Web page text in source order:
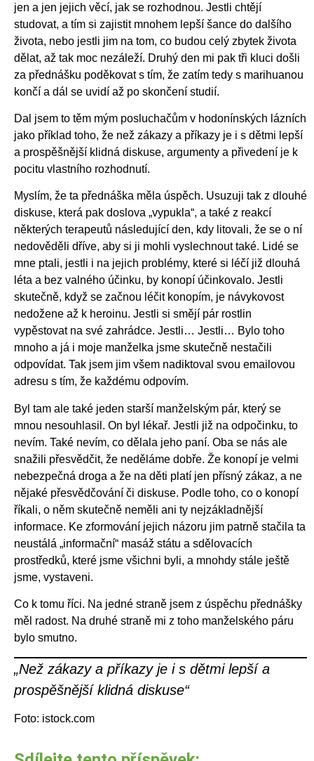
jen a jen jejich věcí, jak se rozhodnou. Jestli chtějí
studovat, a tím si zajistit mnohem lepší šance do dalšího
života, nebo jestli jim na tom, co budou celý zbytek života
dělat, až tak moc nezáleží. Druhý den mi pak tři kluci došli
za přednášku poděkovat s tím, že zatím tedy s marihuanou
končí a dál se uvidí až po skončení studií.
Dal jsem to těm mým posluchačům v hodonínských lázních
jako příklad toho, že než zákazy a příkazy je i s dětmi lepší
a prospěšnější klidná diskuse, argumenty a přivedení je k
pocitu vlastního rozhodnutí.
Myslím, že ta přednáška měla úspěch. Usuzuji tak z dlouhé
diskuse, která pak doslova „vypukla“, a také z reakcí
některých terapeutů následující den, kdy litovali, že se o ní
nedověděli dříve, aby si ji mohli vyslechnout také. Lidé se
mne ptali, jestli i na jejich problémy, které si léčí již dlouhá
léta a bez valného účinku, by konopí účinkovalo. Jestli
skutečně, když se začnou léčit konopím, je návykovost
nedožene až k heroinu. Jestli si smějí pár rostlin
vypěstovat na své zahrádce. Jestli… Jestli… Bylo toho
mnoho a já i moje manželka jsme skutečně nestačili
odpovídat. Tak jsem jim všem nadiktoval svou emailovou
adresu s tím, že každému odpovím.
Byl tam ale také jeden starší manželským pár, který se
mnou nesouhlasil. On byl lékař. Jestli již na odpočinku, to
nevím. Také nevím, co dělala jeho paní. Oba se nás ale
snažili přesvědčit, že neděláme dobře. Že konopí je velmi
nebezpečná droga a že na děti platí jen přísný zákaz, a ne
nějaké přesvědčování či diskuse. Podle toho, co o konopí
říkali, o něm skutečně neměli ani ty nejzákladnější
informace. Ke zformování jejich názoru jim patrně stačila ta
neustálá „informační“ masáž státu a sdělovacích
prostředků, které jsme všichni byli, a mnohdy stále ještě
jsme, vystaveni.
Co k tomu říci. Na jedné straně jsem z úspěchu přednášky
měl radost. Na druhé straně mi z toho manželského páru
bylo smutno.
„Než zákazy a příkazy je i s dětmi lepší a
prospěšnější klidná diskuse“
Foto: istock.com